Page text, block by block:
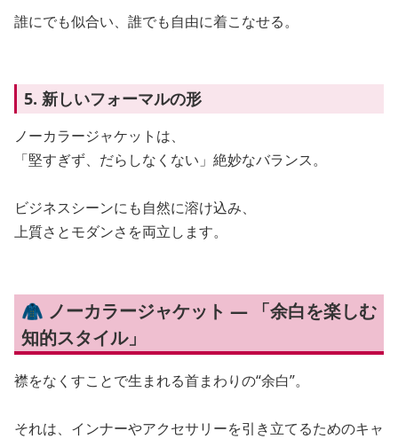
誰にでも似合い、誰でも自由に着こなせる。
5. 新しいフォーマルの形
ノーカラージャケットは、
「堅すぎず、だらしなくない」絶妙なバランス。
ビジネスシーンにも自然に溶け込み、
上質さとモダンさを両立します。
🧥 ノーカラージャケット — 「余白を楽しむ
知的スタイル」
襟をなくすことで生まれる首まわりの“余白”。
それは、インナーやアクセサリーを引き立てるためのキャ